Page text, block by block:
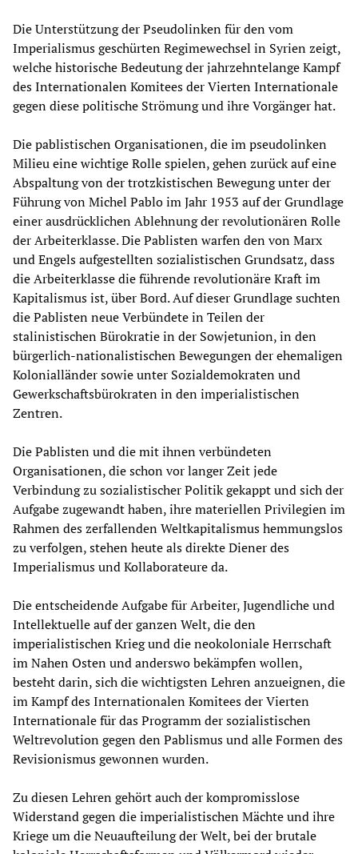
Die Unterstützung der Pseudolinken für den vom
Imperialismus geschürten Regimewechsel in Syrien zeigt,
welche historische Bedeutung der jahrzehntelange Kampf
des Internationalen Komitees der Vierten Internationale
gegen diese politische Strömung und ihre Vorgänger hat.
Die pablistischen Organisationen, die im pseudolinken
Milieu eine wichtige Rolle spielen, gehen zurück auf eine
Abspaltung von der trotzkistischen Bewegung unter der
Führung von Michel Pablo im Jahr 1953 auf der Grundlage
einer ausdrücklichen Ablehnung der revolutionären Rolle
der Arbeiterklasse. Die Pablisten warfen den von Marx
und Engels aufgestellten sozialistischen Grundsatz, dass
die Arbeiterklasse die führende revolutionäre Kraft im
Kapitalismus ist, über Bord. Auf dieser Grundlage suchten
die Pablisten neue Verbündete in Teilen der
stalinistischen Bürokratie in der Sowjetunion, in den
bürgerlich-nationalistischen Bewegungen der ehemaligen
Kolonialländer sowie unter Sozialdemokraten und
Gewerkschaftsbürokraten in den imperialistischen
Zentren.
Die Pablisten und die mit ihnen verbündeten
Organisationen, die schon vor langer Zeit jede
Verbindung zu sozialistischer Politik gekappt und sich der
Aufgabe zugewandt haben, ihre materiellen Privilegien im
Rahmen des zerfallenden Weltkapitalismus hemmungslos
zu verfolgen, stehen heute als direkte Diener des
Imperialismus und Kollaborateure da.
Die entscheidende Aufgabe für Arbeiter, Jugendliche und
Intellektuelle auf der ganzen Welt, die den
imperialistischen Krieg und die neokoloniale Herrschaft
im Nahen Osten und anderswo bekämpfen wollen,
besteht darin, sich die wichtigsten Lehren anzueignen, die
im Kampf des Internationalen Komitees der Vierten
Internationale für das Programm der sozialistischen
Weltrevolution gegen den Pablismus und alle Formen des
Revisionismus gewonnen wurden.
Zu diesen Lehren gehört auch der kompromisslose
Widerstand gegen die imperialistischen Mächte und ihre
Kriege um die Neuaufteilung der Welt, bei der brutale